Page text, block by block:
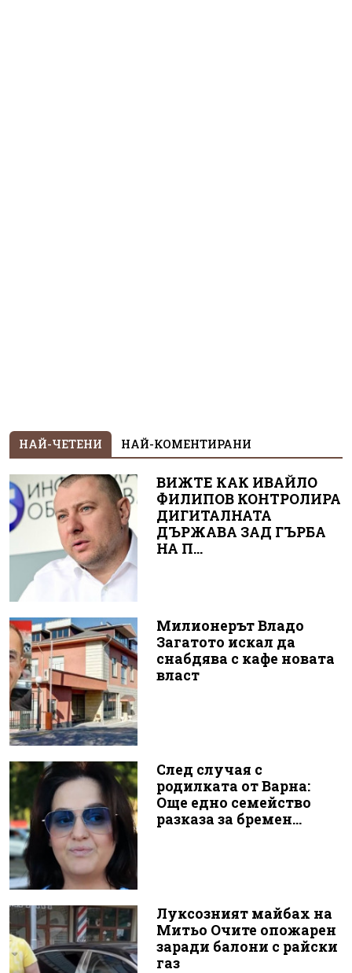
НАЙ-ЧЕТЕНИ НАЙ-КОМЕНТИРАНИ
ВИЖТЕ КАК ИВАЙЛО
ФИЛИПОВ КОНТРОЛИРА
ДИГИТАЛНАТА
ДЪРЖАВА ЗАД ГЪРБА
НА П...
Милионерът Владо
Загатото искал да
снабдява с кафе новата
власт
След случая с
родилката от Варна:
Още едно семейство
разказа за бремен...
Луксозният майбах на
Митьо Очите опожарен
заради балони с райски
газ